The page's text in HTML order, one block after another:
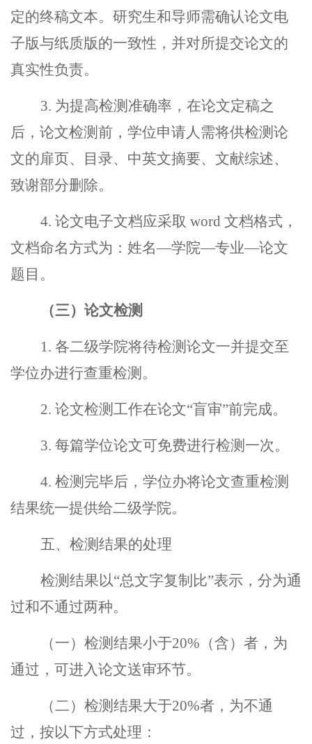
定的终稿文本。研究生和导师需确认论文电
子版与纸质版的一致性，并对所提交论文的
真实性负责。
3. 为提高检测准确率，在论文定稿之
后，论文检测前，学位申请人需将供检测论
文的扉页、目录、中英文摘要、文献综述、
致谢部分删除。
4. 论文电子文档应采取 word 文档格式，
文档命名方式为：姓名—学院—专业—论文
题目。
（三）论文检测
1. 各二级学院将待检测论文一并提交至
学位办进行查重检测。
2. 论文检测工作在论文“盲审”前完成。
3. 每篇学位论文可免费进行检测一次。
4. 检测完毕后，学位办将论文查重检测
结果统一提供给二级学院。
五、检测结果的处理
检测结果以“总文字复制比”表示，分为通
过和不通过两种。
（一）检测结果小于20% （含）者，为
通过，可进入论文送审环节。
（二）检测结果大于20%者，为不通
过，按以下方式处理：